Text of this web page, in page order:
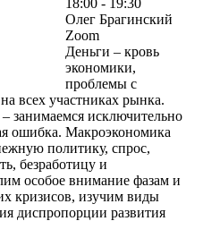
18:00 - 19:30
Олег Брагинский
Zoom
Деньги – кровь
экономики,
проблемы с
всех участниках рынка.
занимаемся исключительно
ошибка. Макроэкономика
политику, спрос,
безработицу и
особое внимание фазам и
кризисов, изучим виды
диспропорции развития